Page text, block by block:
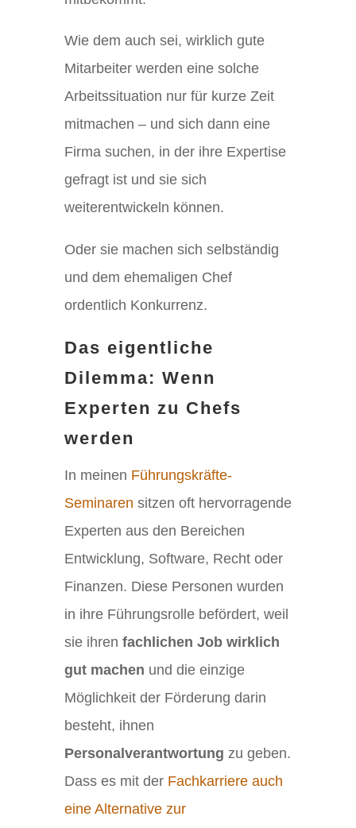
Wie dem auch sei, wirklich gute
Mitarbeiter werden eine solche
Arbeitssituation nur für kurze Zeit
mitmachen – und sich dann eine
Firma suchen, in der ihre Expertise
gefragt ist und sie sich
weiterentwickeln können.
Oder sie machen sich selbständig
und dem ehemaligen Chef
ordentlich Konkurrenz.
Das eigentliche
Dilemma: Wenn
Experten zu Chefs
werden
In meinen Führungskräfte-
Seminaren sitzen oft hervorragende
Experten aus den Bereichen
Entwicklung, Software, Recht oder
Finanzen. Diese Personen wurden
in ihre Führungsrolle befördert, weil
sie ihren fachlichen Job wirklich
gut machen und die einzige
Möglichkeit der Förderung darin
besteht, ihnen
Personalverantwortung zu geben.
Dass es mit der Fachkarriere auch
eine Alternative zur